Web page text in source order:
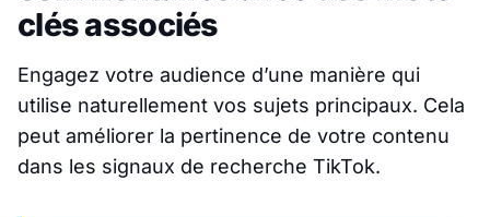
clés associés
Engagez votre audience d’une manière qui
utilise naturellement vos sujets principaux. Cela
peut améliorer la pertinence de votre contenu
dans les signaux de recherche TikTok.